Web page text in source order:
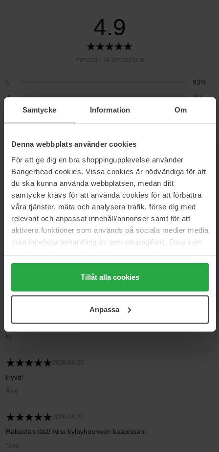
Samtycke Information Om
Denna webbplats använder cookies
För att ge dig en bra shoppingupplevelse använder
Bangerhead cookies. Vissa cookies är nödvändiga för att
du ska kunna använda webbplatsen, medan ditt
samtycke krävs för att använda cookies för att förbättra
våra tjänster, mäta och analysera trafik, förse dig med
relevant och anpassat innehåll/annonser samt för att
aktivera funktioner som används på sociala medier media
(kan innefatta behandling av personuppgifter). Data som
trycka på "Tillåt alla cookies" accepterar du alla cookies,
medan du under "Detaljer" kan anpassa användningen av
cookies. Du kan när som helst återkalla ditt samtycke.
Tillåt alla cookies
Anpassa
4.9
Perustuu 74 arvosteluun
5
93%
4
4%
2026-07-15
Ok tuntuinen tuote.tuubista tulee vaan aika paljon kerralla ,vähän
hankala annostella
Sanna K
2026-05-24
Käytä joka päivä! Rauhoittaa, kosteuttaa ja pitää aknen loitolla.
2026-04-29
Hyvä!
Åsa
2026-04-29
Rakastan tätä! Aina kylpyhuoneen kaapissani
Sara